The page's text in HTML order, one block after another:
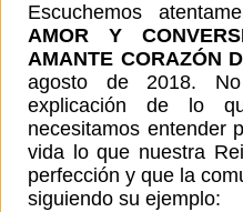
Escuchemos
AMOR Y
AMANTE CORAZÓN
agosto de 2018.
explicación de lo
necesitamos entender
vida lo que nuestra
perfección y que la
siguiendo su ejemplo: